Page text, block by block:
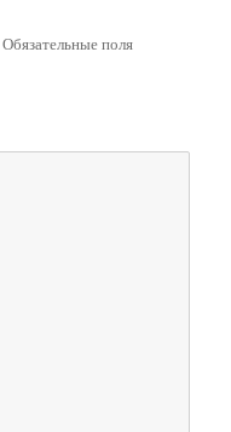
Обязательные поля